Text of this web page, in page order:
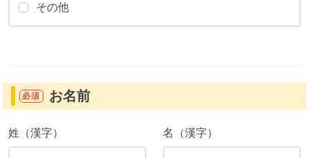
その他
必須 お名前
姓（漢字） 名（漢字）